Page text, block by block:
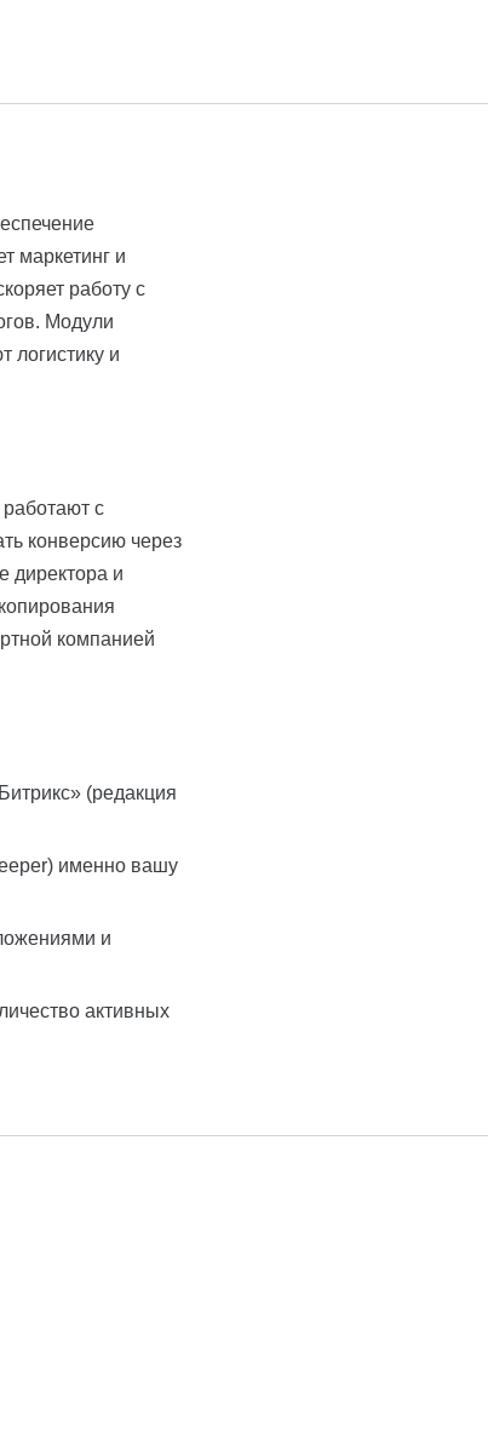
маркетинг и
работу с
Модули
и
с
конверсию через
директора и
компанией
(редакция
именно вашу
и
активных